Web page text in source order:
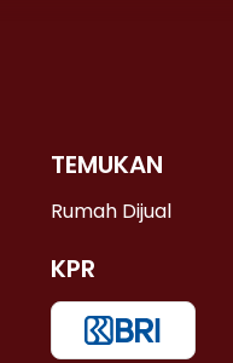
TEMUKAN
Rumah Dijual
KPR